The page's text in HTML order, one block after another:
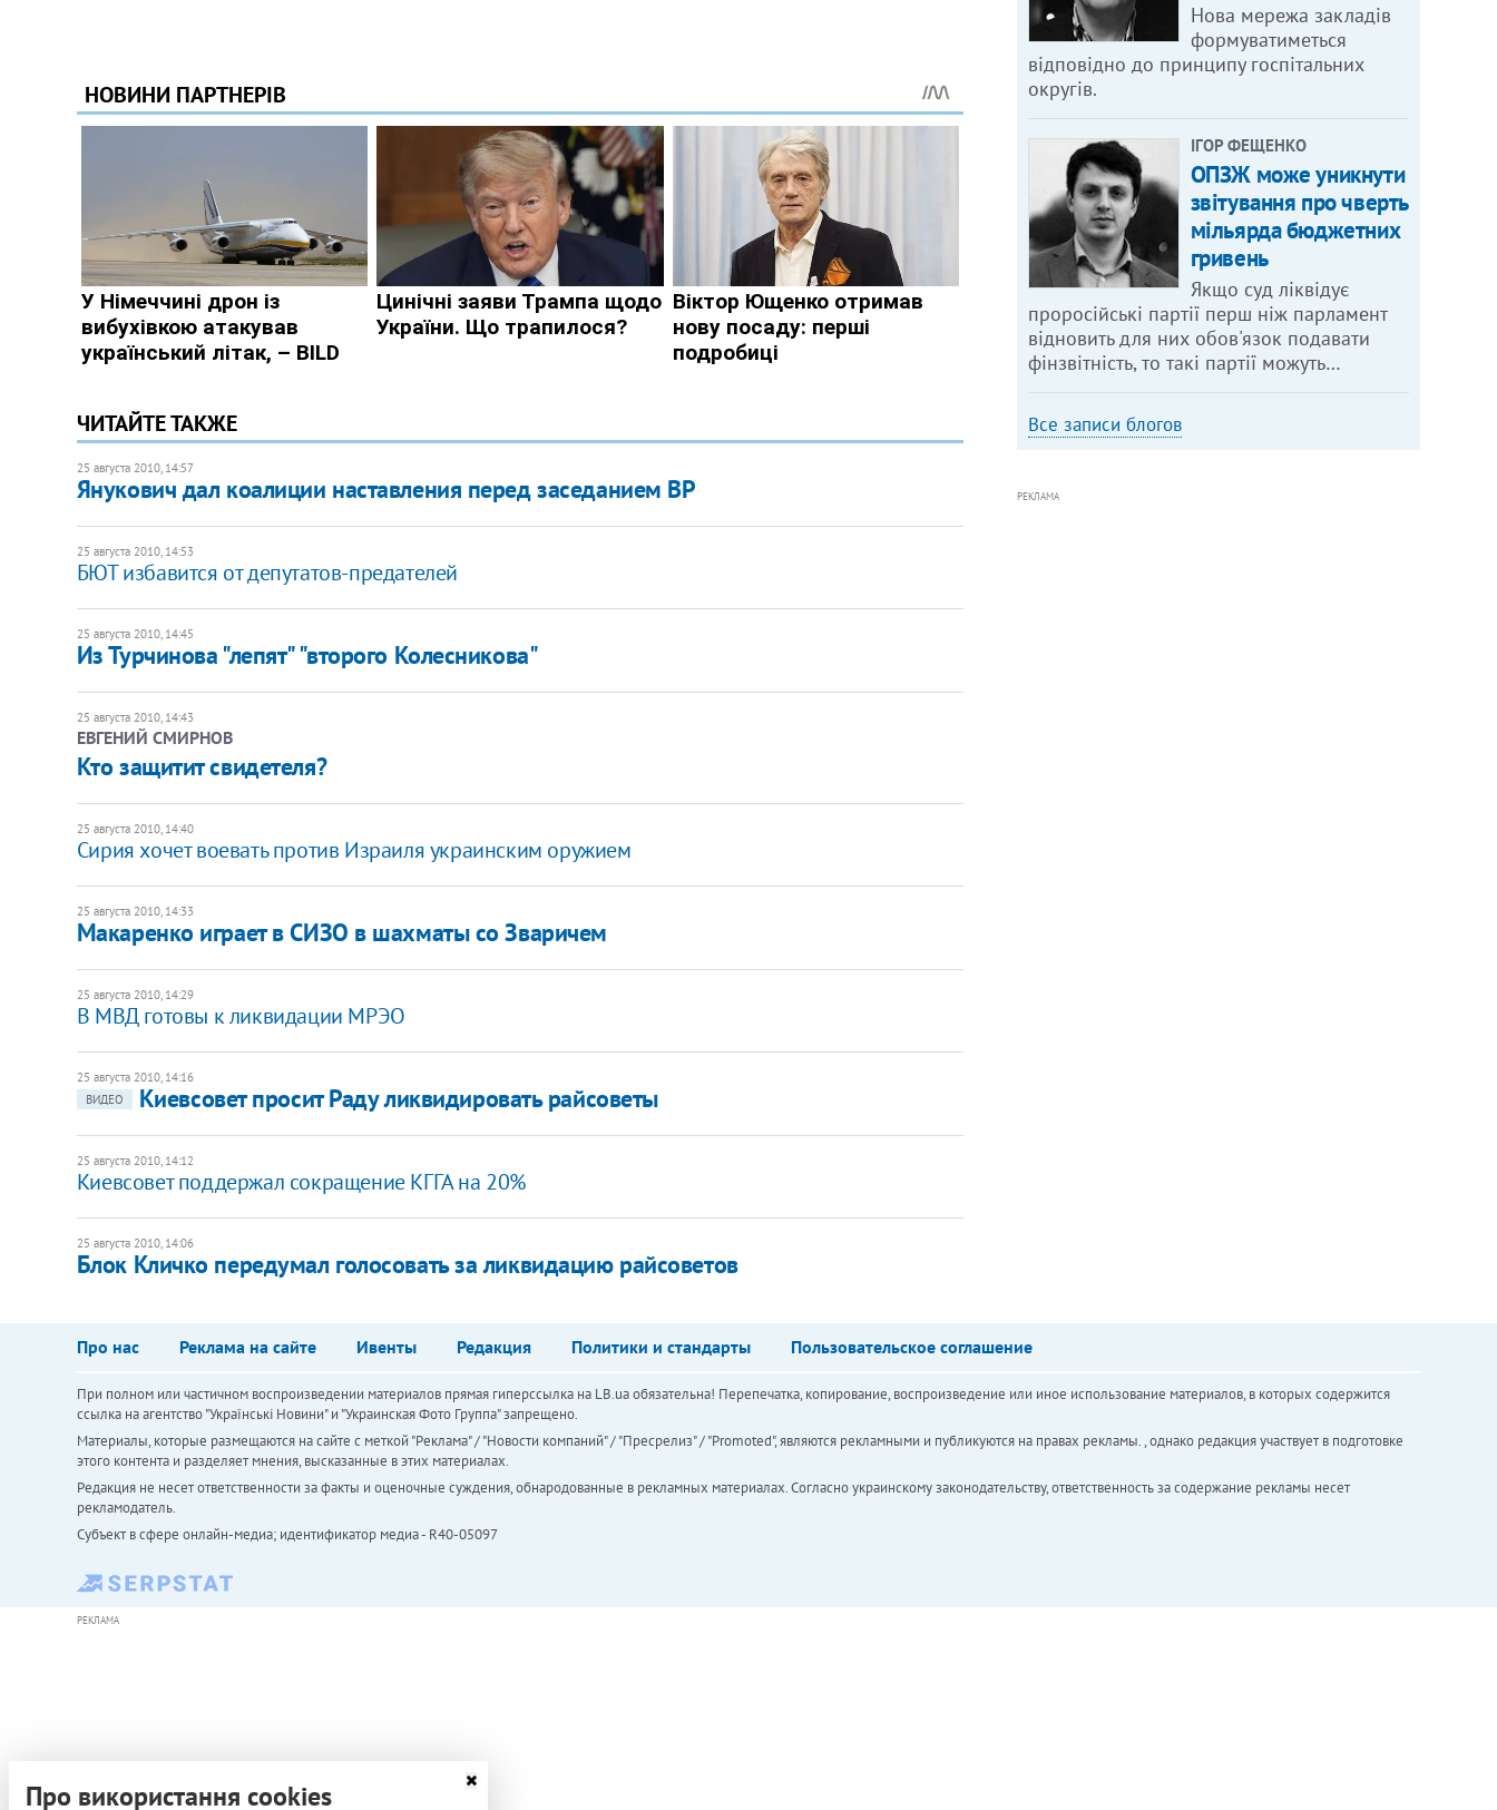
ЧИТАЙТЕ ТАКЖЕ
25 августа 2010, 14:57
Янукович дал коалиции наставления перед заседанием ВР
25 августа 2010, 14:53
БЮТ избавится от депутатов-предателей
25 августа 2010, 14:45
Из Турчинова "лепят" "второго Колесникова"
25 августа 2010, 14:43
ЕВГЕНИЙ СМИРНОВ
Кто защитит свидетеля?
25 августа 2010, 14:40
Сирия хочет воевать против Израиля украинским оружием
25 августа 2010, 14:33
Макаренко играет в СИЗО в шахматы со Зваричем
25 августа 2010, 14:29
В МВД готовы к ликвидации МРЭО
25 августа 2010, 14:16
ВИДЕО
Киевсовет просит Раду ликвидировать райсоветы
25 августа 2010, 14:12
Киевсовет поддержал сокращение КГГА на 20%
25 августа 2010, 14:06
Блок Кличко передумал голосовать за ликвидацию райсоветов
Нова мережа закладів
формуватиметься
відповідно до принципу госпітальних
округів.
ІГОР ФЕЩЕНКО
ОПЗЖ може уникнути
звітування про чверть
мільярда бюджетних
гривень
Якщо суд ліквідує
проросійські партії перш ніж парламент
відновить для них обов'язок подавати
фінзвітність, то такі партії можуть…
Все записи блогов
РЕКЛАМА
Про нас Реклама на сайте Ивенты Редакция Политики и стандарты Пользовательское соглашение
При полном или частичном воспроизведении материалов прямая гиперссылка на LB.ua обязательна! Перепечатка, копирование, воспроизведение или иное использование материалов, в которых содержится
ссылка на агентство "Українськi Новини" и "Украинская Фото Группа" запрещено.
Материалы, которые размещаются на сайте с меткой "Реклама" / "Новости компаний" / "Пресрелиз" / "Promoted", являются рекламными и публикуются на правах рекламы. , однако редакция участвует в подготовке
этого контента и разделяет мнения, высказанные в этих материалах.
Редакция не несет ответственности за факты и оценочные суждения, обнародованные в рекламных материалах. Согласно украинскому законодательству, ответственность за содержание рекламы несет
рекламодатель.
Субъект в сфере онлайн-медиа; идентификатор медиа - R40-05097
РЕКЛАМА
Про використання cookies